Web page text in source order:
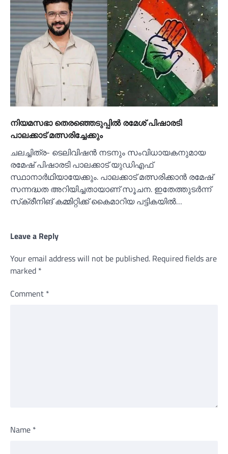
നിയമസഭാ തെരഞ്ഞെടുപ്പില്‍ രമേശ് പിഷാരടി
പാലക്കാട് മത്സരിച്ചേക്കും
ചലച്ചിത്ര- ടെലിവിഷൻ നടനും സംവിധായകനുമായ
രമേഷ് പിഷാരടി പാലക്കാട് യുഡിഎഫ്
സ്ഥാനാർഥിയായേക്കും. പാലക്കാട് മത്സരിക്കാൻ രമേഷ്
സന്നദ്ധത അറിയിച്ചതായാണ് സൂചന. ഇതേത്തുടർന്ന്
സ്‌ക്രീനിങ് കമ്മിറ്റിക്ക് കൈമാറിയ പട്ടികയില്‍…
Leave a Reply
Your email address will not be published. Required fields are
marked *
Comment *
Name *